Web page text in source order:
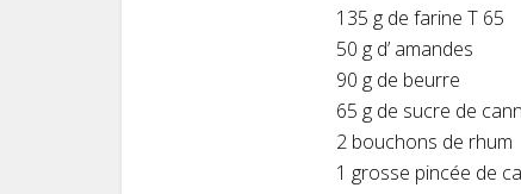
135 g de farine T 65
50 g d’ amandes
90 g de beurre
65 g de sucre de
2 bouchons de rhum
1 grosse pincée de